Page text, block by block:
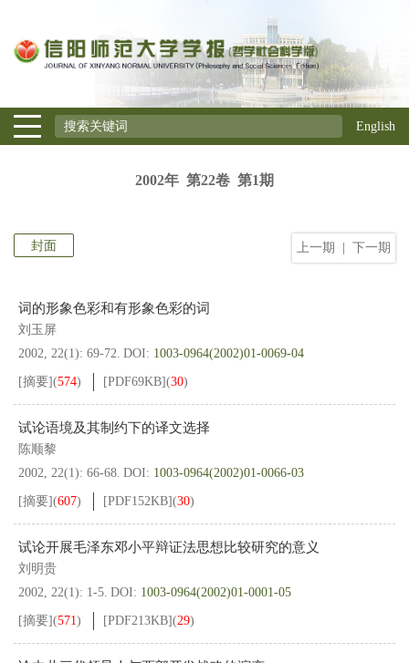
English
2002年 第22卷 第1期
上一期 下一期
封面
词的形象色彩和有形象色彩的词
刘玉屏
2002, 22(1): 69-72. DOI: 1003-0964(2002)01-0069-04
[摘要](574) [PDF69KB](30)
试论语境及其制约下的译文选择
陈顺黎
2002, 22(1): 66-68. DOI: 1003-0964(2002)01-0066-03
[摘要](607) [PDF152KB](30)
试论开展毛泽东邓小平辩证法思想比较研究的意义
刘明贵
2002, 22(1): 1-5. DOI: 1003-0964(2002)01-0001-05
[摘要](571) [PDF213KB](29)